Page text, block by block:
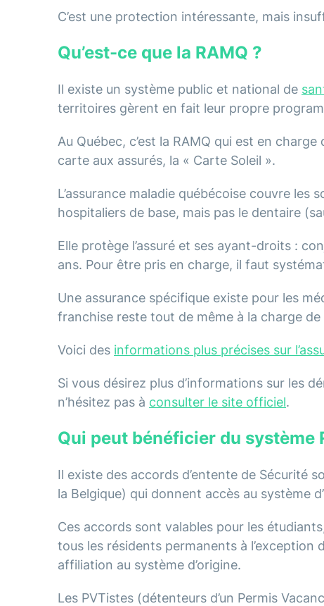
C’est une protection intéressante, mais
Qu’est-ce que la RAMQ ?
Il existe un système public et national de
territoires gèrent en fait leur propre
Au Québec, c’est la RAMQ qui est en
carte aux assurés, la « Carte Soleil ».
L’assurance maladie québécoise couvre les
hospitaliers de base, mais pas le dentaire
Elle protège l’assuré et ses ayant-droits :
ans. Pour être pris en charge, il faut
Une assurance spécifique existe pour les
franchise reste tout de même à la charge de
Voici des informations plus précises sur
Si vous désirez plus d’informations sur les
n’hésitez pas à consulter le site officiel.
Qui peut bénéficier du système
Il existe des accords d’entente de Sécurité
la Belgique) qui donnent accès au système
Ces accords sont valables pour les
tous les résidents permanents à
affiliation au système d’origine.
Les PVTistes (détenteurs d’un Permis